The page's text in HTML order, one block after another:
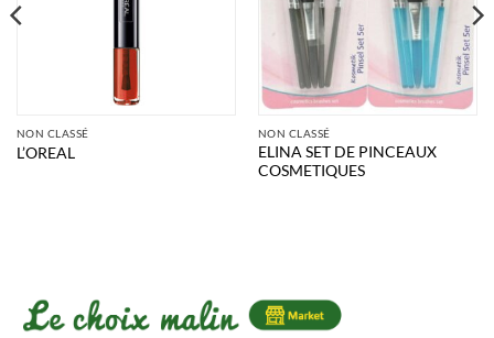
NON CLASSÉ
L’OREAL
NON CLASSÉ
ELINA SET DE PINCEAUX
COSMETIQUES